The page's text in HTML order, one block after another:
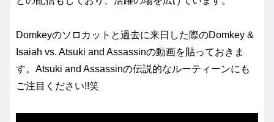
Domkeyのソロカットと過去に来日した際のDomkey &
Isaiah vs. Atsuki and Assassinの動画を貼っておきま
す。Atsuki and Assassinの伝説的なルーティーンにも
ご注目ください!!笑